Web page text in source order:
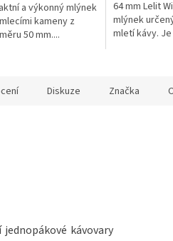
a výkonný mlýnek
kameny z
50 mm....
64 mm Lelit
mlýnek
mletí kávy.
Diskuze Značka
kávovary